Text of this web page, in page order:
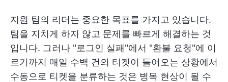
지원 팀의 리더는 중요한 목표를 가지고 있습니다.
팀을 지치게 하지 않고 문제를 빠르게 해결하는 것
입니다. 그러나 "로그인 실패"에서 "환불 요청"에 이
르기까지 매일 수백 건의 티켓이 들어오는 상황에서
수동으로 티켓을 분류하는 것은 병목 현상이 될 수